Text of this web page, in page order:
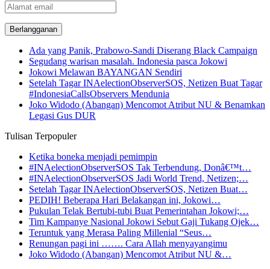
Alamat
email
Ada yang Panik, Prabowo-Sandi Diserang Black Campaign
Segudang warisan masalah. Indonesia pasca Jokowi
Jokowi Melawan BAYANGAN Sendiri
Setelah Tagar INAelectionObserverSOS, Netizen Buat Tagar
#IndonesiaCallsObservers Mendunia
Joko Widodo (Abangan) Mencomot Atribut NU & Benamkan
Legasi Gus DUR
Tulisan Terpopuler
Ketika boneka menjadi pemimpin
#INAelectionObserverSOS Tak Terbendung, Donâ€™t…
#INAelectionObserverSOS Jadi World Trend, Netizen;…
Setelah Tagar INAelectionObserverSOS, Netizen Buat…
PEDIH! Beberapa Hari Belakangan ini, Jokowi…
Pukulan Telak Bertubi-tubi Buat Pemerintahan Jokowi;…
Tim Kampanye Nasional Jokowi Sebut Gaji Tukang Ojek…
Teruntuk yang Merasa Paling Millenial “Seus…
Renungan pagi ini ……. Cara Allah menyayangimu
Joko Widodo (Abangan) Mencomot Atribut NU &…